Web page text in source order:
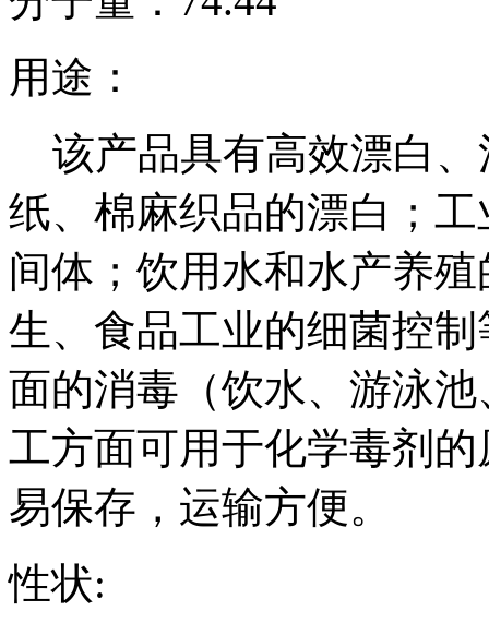
用途：
该产品具有高效漂白、
纸、棉麻织品的漂白；
间体；饮用水和水产养
生、食品工业的细菌控
面的消毒（饮水、游泳
工方面可用于化学毒剂
易保存，运输方便。
性状: